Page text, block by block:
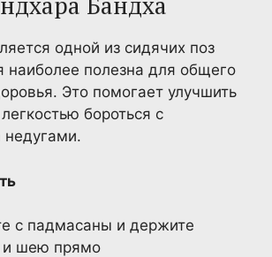
одной из сидячих поз
наиболее полезна для общего
Это помогает улучшить
бороться с
недугами.
с падмасаны и держите
и шею прямо